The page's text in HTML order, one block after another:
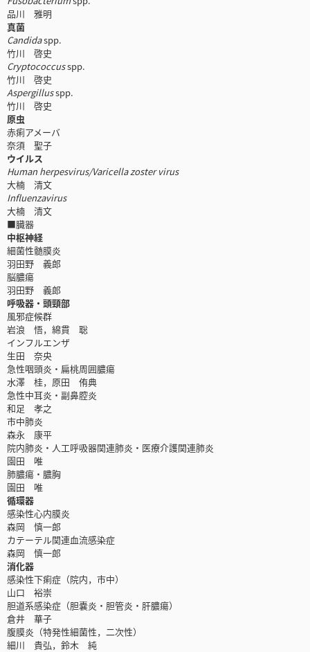
品川 雅明
真菌
Candidaspp.
竹川 啓史
Cryptococcusspp.
竹川 啓史
Aspergillusspp.
竹川 啓史
原虫
赤痢アメーバ
奈須 聖子
ウイルス
Human herpesvirus/Varicella zoster virus
大楠 清文
Influenzavirus
大楠 清文
■臓器
中枢神経
細菌性髄膜炎
羽田野 義郎
脳膿瘍
羽田野 義郎
呼吸器・頭頸部
風邪症候群
岩浪 悟，綿貫 聡
インフルエンザ
生田 奈央
急性咽頭炎・扁桃周囲膿瘍
水澤 桂，原田 侑典
急性中耳炎・副鼻腔炎
和足 孝之
市中肺炎
森永 康平
院内肺炎・人工呼吸器関連肺炎・医療介護関連肺炎
園田 唯
肺膿瘍・膿胸
園田 唯
循環器
感染性心内膜炎
森岡 慎一郎
カテーテル関連血流感染症
森岡 慎一郎
消化器
感染性下痢症（院内，市中）
山口 裕崇
胆道系感染症（胆嚢炎・胆管炎・肝膿瘍）
倉井 華子
腹膜炎（特発性細菌性，二次性）
細川 貴弘，鈴木 純